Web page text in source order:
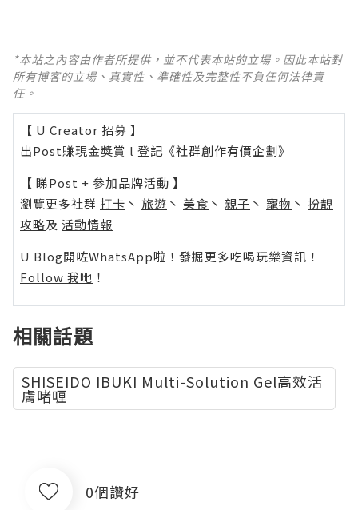
*本站之內容由作者所提供，並不代表本站的立場。因此本站對
所有博客的立場、真實性、準確性及完整性不負任何法律責
任。
【 U Creator 招募 】
出Post賺現金獎賞 l 登記《社群創作有價企劃》
【 睇Post + 參加品牌活動 】
瀏覽更多社群 打卡 丶 旅遊 丶 美食 丶 親子 丶 寵物 丶 扮靚
攻略及 活動情報
U Blog開咗WhatsApp啦！發掘更多吃喝玩樂資訊！
Follow 我哋 ！
相關話題
SHISEIDO IBUKI Multi-Solution Gel高效活
膚啫喱
0個讚好